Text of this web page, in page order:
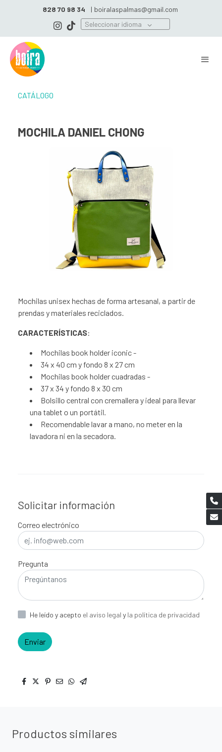
828 70 98 34 | boiralaspalmas@gmail.com
Seleccionar idioma
CATÁLOGO
MOCHILA DANIEL CHONG
Mochilas unisex hechas de forma artesanal, a partir de
prendas y materiales reciclados.
CARACTERÍSTICAS:
Mochilas book holder iconic -
34 x 40 cm y fondo 8 x 27 cm
Mochilas book holder cuadradas -
37 x 34 y fondo 8 x 30 cm
Bolsillo central con cremallera y ideal para llevar
una tablet o un portátil.
Recomendable lavar a mano, no meter en la
lavadora ni en la secadora.
Solicitar información
Correo electrónico
Pregunta
He leído y acepto el aviso legal y la política de privacidad
Enviar
Productos similares